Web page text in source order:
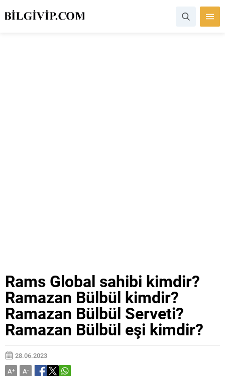
Rams Global sahibi kimdir?
Ramazan Bülbül kimdir?
Ramazan Bülbül Serveti?
Ramazan Bülbül eşi kimdir?
28.06.2023
A+ A-